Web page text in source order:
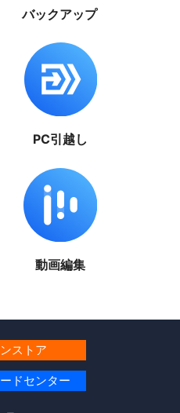
バックアップ
PC引越し
動画編集
ストア
ドセンター